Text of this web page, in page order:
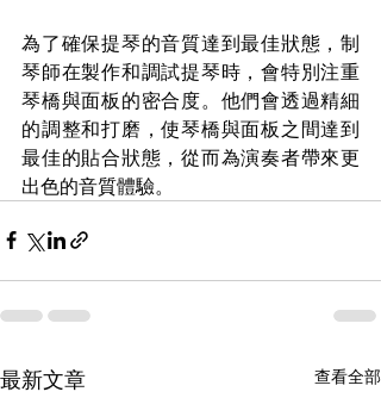
為了確保提琴的音質達到最佳狀態，制
琴師在製作和調試提琴時，會特別注重
琴橋與面板的密合度。他們會透過精細
的調整和打磨，使琴橋與面板之間達到
最佳的貼合狀態，從而為演奏者帶來更
出色的音質體驗。
最新文章 查看全部